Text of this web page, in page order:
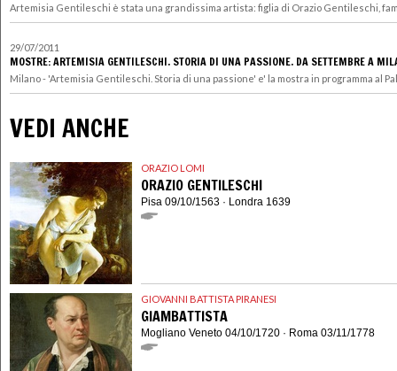
Artemisia Gentileschi è stata una grandissima artista: figlia di Orazio Gentileschi,
29/07/2011
MOSTRE: ARTEMISIA GENTILESCHI. STORIA DI UNA PASSIONE. DA SETTEMBRE A
Milano - 'Artemisia Gentileschi. Storia di una passione' e' la mostra in programma al
VEDI ANCHE
ORAZIO LOMI
ORAZIO GENTILESCHI
Pisa 09/10/1563 · Londra 1639
GIOVANNI BATTISTA PIRANESI
GIAMBATTISTA
Mogliano Veneto 04/10/1720 · Roma 03/11/1778